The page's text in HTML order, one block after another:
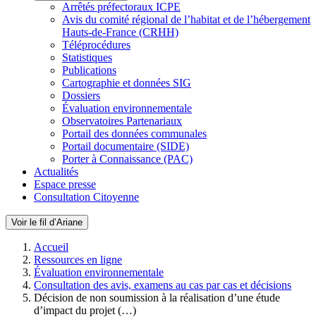
Arrêtés préfectoraux ICPE
Avis du comité régional de l’habitat et de l’hébergement
Hauts-de-France (CRHH)
Téléprocédures
Statistiques
Publications
Cartographie et données SIG
Dossiers
Évaluation environnementale
Observatoires Partenariaux
Portail des données communales
Portail documentaire (SIDE)
Porter à Connaissance (PAC)
Actualités
Espace presse
Consultation Citoyenne
Voir le fil d’Ariane
Accueil
Ressources en ligne
Évaluation environnementale
Consultation des avis, examens au cas par cas et décisions
Décision de non soumission à la réalisation d’une étude
d’impact du projet (…)